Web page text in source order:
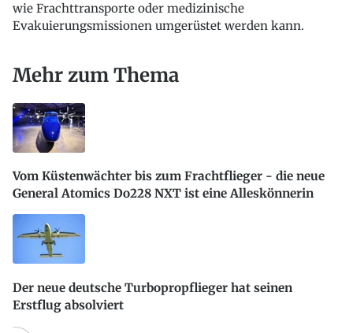
wie Frachttransporte oder medizinische
Evakuierungsmissionen umgerüstet werden kann.
Mehr zum Thema
Vom Küstenwächter bis zum Frachtflieger - die neue
General Atomics Do228 NXT ist eine Alleskönnerin
Der neue deutsche Turbopropflieger hat seinen
Erstflug absolviert